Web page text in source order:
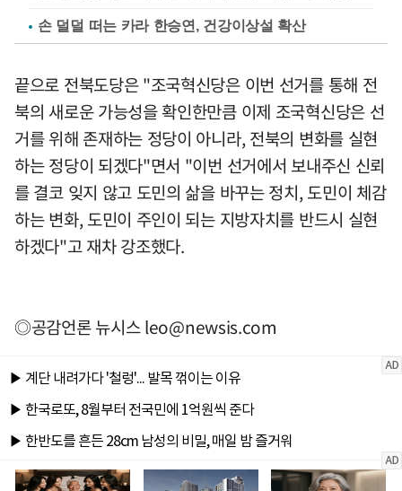
손 덜덜 떠는 카라 한승연, 건강이상설 확산
끝으로 전북도당은 "조국혁신당은 이번 선거를 통해 전
북의 새로운 가능성을 확인한만큼 이제 조국혁신당은 선
거를 위해 존재하는 정당이 아니라, 전북의 변화를 실현
하는 정당이 되겠다"면서 "이번 선거에서 보내주신 신뢰
를 결코 잊지 않고 도민의 삶을 바꾸는 정치, 도민이 체감
하는 변화, 도민이 주인이 되는 지방자치를 반드시 실현
하겠다"고 재차 강조했다.
◎공감언론 뉴시스leo@newsis.com